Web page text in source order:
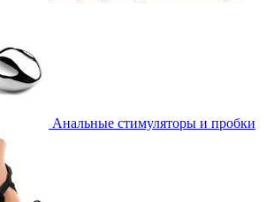
Анальные стимуляторы и пробки